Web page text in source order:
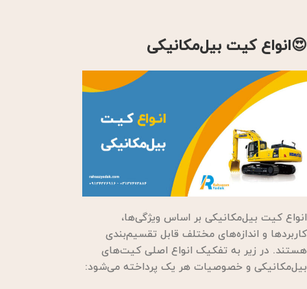
😍انواع کیت بیل‌مکانیکی
انواع کیت بیل‌مکانیکی بر اساس ویژگی‌ها،
کاربردها و اندازه‌های مختلف قابل تقسیم‌بندی
هستند. در زیر به تفکیک انواع اصلی کیت‌های
بیل‌مکانیکی و خصوصیات هر یک پرداخته می‌شود: